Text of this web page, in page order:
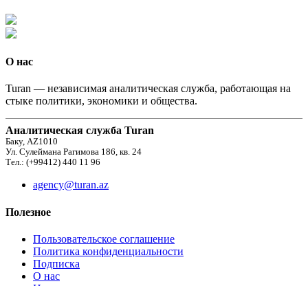
О нас
Turan — независимая аналитическая служба, работающая на
стыке политики, экономики и общества.
Аналитическая служба Turan
Баку, AZ1010
Ул. Сулеймана Рагимова 186, кв. 24
Тел.: (+99412) 440 11 96
agency@turan.az
Полезное
Пользовательское соглашение
Политика конфиденциальности
Подписка
О нас